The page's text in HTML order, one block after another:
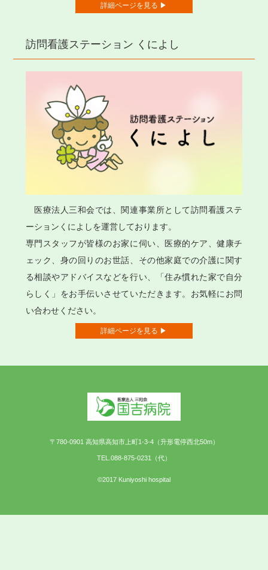
詳細ページを見る ▶
訪問看護ステーション くによし
医療法人三和会では、関連事業所として訪問看護ステ
ーションくによしを運営しております。
専門スタッフが皆様のお家に伺い、医療的ケア、健康チ
ェック、身の回りのお世話、その他家庭での介護に関す
る相談やアドバイスなどを行い、「住み慣れた家で自分
らしく」をお手伝いさせていただきます。お気軽にお問
い合わせください。
詳細ページを見る ▶
〒780-0901 高知県高知市上町1-3-4（升形電停西北50m）
TEL.088-875-0231（代）
©2017 Kuniyoshi hospital